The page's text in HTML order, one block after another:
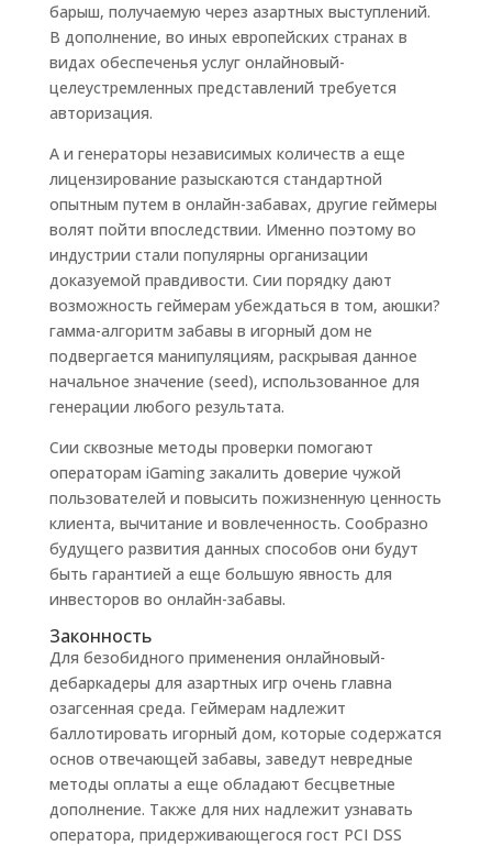
барыш, получаемую через азартных выступлений.
В дополнение, во иных европейских странах в
видах обеспеченья услуг онлайновый-
целеустремленных представлений требуется
авторизация.
А и генераторы независимых количеств а еще
лицензирование разыскаются стандартной
опытным путем в ​​онлайн-забавах, другие геймеры
волят пойти впоследствии. Именно поэтому во
индустрии стали популярны организации
доказуемой правдивости. Сии порядку дают
возможность геймерам убеждаться в том, аюшки?
гамма-алгоритм забавы в игорный дом не
подвергается манипуляциям, раскрывая данное
начальное значение (seed), использованное для
генерации любого результата.
Сии сквозные методы проверки помогают
операторам iGaming закалить доверие чужой
пользователей и повысить пожизненную ценность
клиента, вычитание и вовлеченность. Сообразно
будущего развития данных способов они будут
быть гарантией а еще большую явность для
инвесторов во онлайн-забавы.
Законность
Для безобидного применения онлайновый-
дебаркадеры для азартных игр очень главна
озагсенная среда. Геймерам надлежит
баллотировать игорный дом, которые содержатся
основ отвечающей забавы, заведут невредные
методы оплаты а еще обладают бесцветные
дополнение. Также для них надлежит узнавать
оператора, придерживающегося гост PCI DSS